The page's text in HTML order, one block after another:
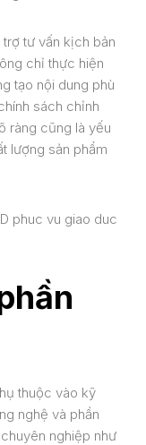
tư vấn kịch bản
chỉ thực hiện
tạo nội dung phù
sách chỉnh
ràng cũng là yếu
lượng sản phẩm
thuộc vào kỹ
nghệ và phần
nghiệp như